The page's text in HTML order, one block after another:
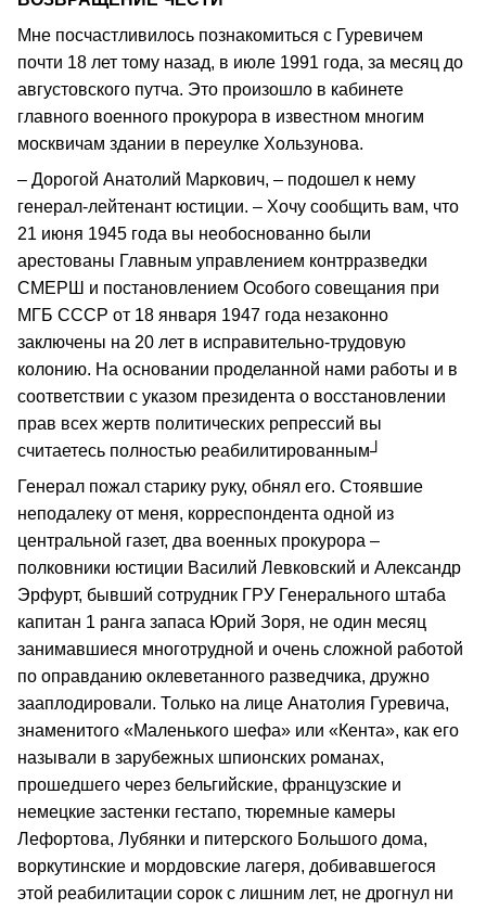
Мне посчастливилось познакомиться с Гуревичем
почти 18 лет тому назад, в июле 1991 года, за месяц до
августовского путча. Это произошло в кабинете
главного военного прокурора в известном многим
москвичам здании в переулке Хользунова.
– Дорогой Анатолий Маркович, – подошел к нему
генерал-лейтенант юстиции. – Хочу сообщить вам, что
21 июня 1945 года вы необоснованно были
арестованы Главным управлением контрразведки
СМЕРШ и постановлением Особого совещания при
МГБ СССР от 18 января 1947 года незаконно
заключены на 20 лет в исправительно-трудовую
колонию. На основании проделанной нами работы и в
соответствии с указом президента о восстановлении
прав всех жертв политических репрессий вы
считаетесь полностью реабилитированным┘
Генерал пожал старику руку, обнял его. Стоявшие
неподалеку от меня, корреспондента одной из
центральной газет, два военных прокурора –
полковники юстиции Василий Левковский и Александр
Эрфурт, бывший сотрудник ГРУ Генерального штаба
капитан 1 ранга запаса Юрий Зоря, не один месяц
занимавшиеся многотрудной и очень сложной работой
по оправданию оклеветанного разведчика, дружно
зааплодировали. Только на лице Анатолия Гуревича,
знаменитого «Маленького шефа» или «Кента», как его
называли в зарубежных шпионских романах,
прошедшего через бельгийские, французские и
немецкие застенки гестапо, тюремные камеры
Лефортова, Лубянки и питерского Большого дома,
воркутинские и мордовские лагеря, добивавшегося
этой реабилитации сорок с лишним лет, не дрогнул ни